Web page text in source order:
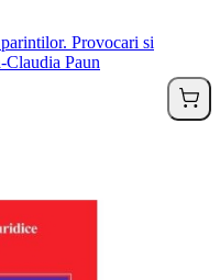
Provocari si
Paun